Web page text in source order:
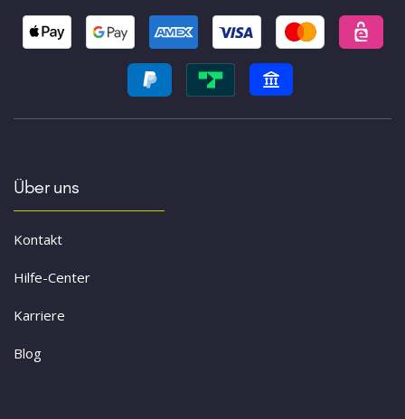
Über uns
Kontakt
Hilfe-Center
Karriere
Blog